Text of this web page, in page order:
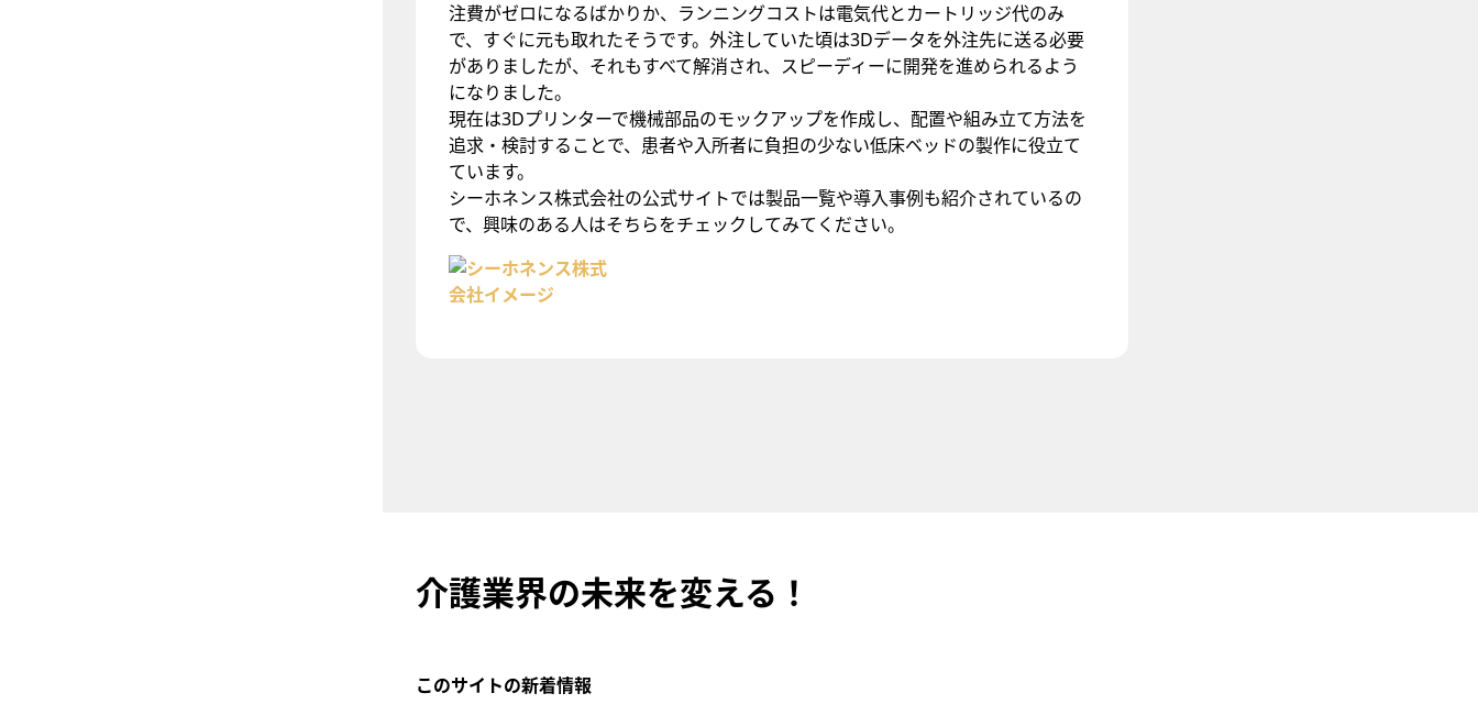
注費がゼロになるばかりか、ランニングコストは電気代とカートリッジ代のみ
で、すぐに元も取れたそうです。外注していた頃は3Dデータを外注先に送る必要
がありましたが、それもすべて解消され、スピーディーに開発を進められるよう
になりました。
現在は3Dプリンターで機械部品のモックアップを作成し、配置や組み立て方法を
追求・検討することで、患者や入所者に負担の少ない低床ベッドの製作に役立て
ています。
シーホネンス株式会社の公式サイトでは製品一覧や導入事例も紹介されているの
で、興味のある人はそちらをチェックしてみてください。
介護業界の未来を変える！
このサイトの新着情報